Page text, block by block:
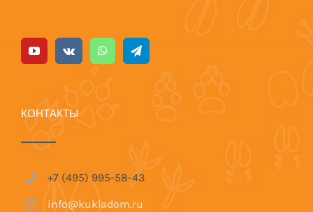
КОНТАКТЫ
+7 (495) 995-58-43
info@kukladom.ru